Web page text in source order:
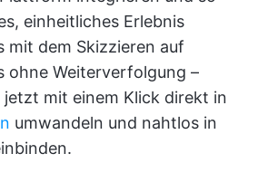
einheitliches Erlebnis
mit dem Skizzieren auf
ohne Weiterverfolgung –
jetzt mit einem Klick direkt in
umwandeln und nahtlos in